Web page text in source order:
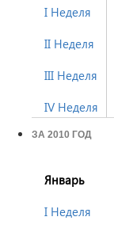
I Неделя
II Неделя
III Неделя
IV Неделя
ЗА 2010 ГОД
Январь
I Неделя